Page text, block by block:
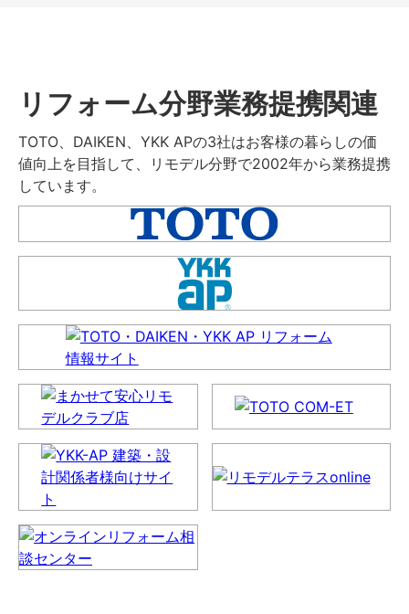
リフォーム分野業務提携関連
TOTO、DAIKEN、YKK APの3社はお客様の暮らしの価
値向上を目指して、リモデル分野で2002年から業務提携
しています。